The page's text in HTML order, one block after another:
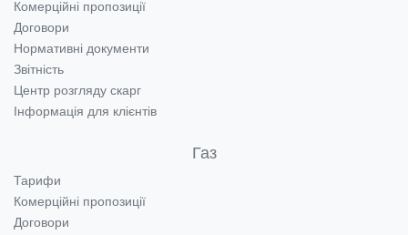
Комерційні пропозиції
Договори
Нормативні документи
Звітність
Центр розгляду скарг
Інформація для клієнтів
Газ
Тарифи
Комерційні пропозиції
Договори